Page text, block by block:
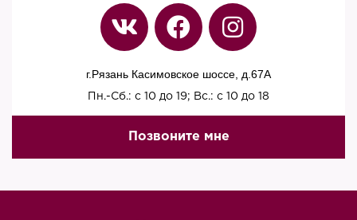
г.Рязань Касимовское шоссе, д.67A
Пн.-Сб.: с 10 до 19; Вс.: с 10 до 18
Позвоните мне